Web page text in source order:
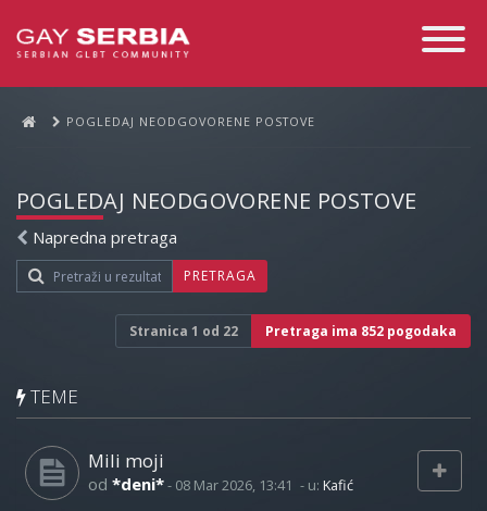
Toggle
POGLEDAJ NEODGOVORENE POSTOVE
POGLEDAJ NEODGOVORENE POSTOVE
Napredna pretraga
PRETRAGA
Stranica 1 od 22 Pretraga ima 852 pogodaka
TEME
Mili moji
od *deni*- 08 Mar 2026, 13:41 - u: Kafić